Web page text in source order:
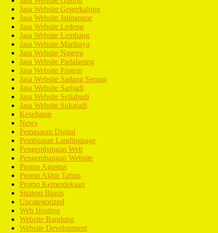
Jasa Website Gegerkalong
Jasa Website Jatinangor
Jasa Website Ledeng
Jasa Website Lembang
Jasa Website Maribaya
Jasa Website Nagreg
Jasa Website Padalarang
Jasa Website Pasteur
Jasa Website Sadang Serang
Jasa Website Sarijadi
Jasa Website Setiabudi
Jasa Website Sukajadi
Kesehatan
News
Pemasaran Digital
Pembuatan Landingpage
Pengembangan Web
Pengembangan Website
Promo Agustus
Promo Akhir Tahun
Promo Kemerdekaan
Strategi Bisnis
Uncategorized
Web Hosting
Website Bandung
Website Development